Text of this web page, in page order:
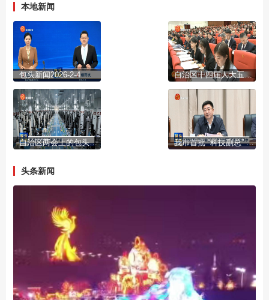
本地新闻
包头新闻2026-2-4 自治区十四届人大五次会议开幕
自治区两会上的包头声音 我市首批 “科技副总” “产业教授”进行成果展示
头条新闻